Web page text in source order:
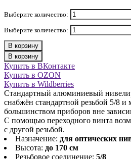
Выберите количество:
Выберите количество:
В корзину
В корзину
Купить в ВКонтакте
Купить в OZON
Купить в Wildberries
Стандартный алюминиевый
снабжён стандартной резьбой 5/8 и
большинством приборов вне
С помощью переходного винта
с другой резьбой.
Назначение: для оптических
Высота: до 170 см
Резьбовое соединение: 5/8